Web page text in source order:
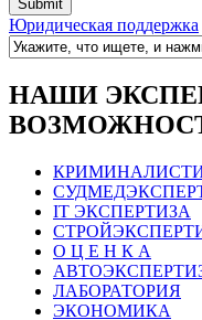
Юридическая поддержка
НАШИ
IT ЭКСПЕРТИЗА
О Ц Е Н К А
ЛАБОРАТОРИЯ
ЭКОНОМИКА